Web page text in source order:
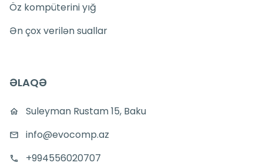
Öz kompüterini yığ
Ən çox verilən suallar
ƏLAQƏ
Suleyman Rustam 15, Baku
info@evocomp.az
+994556020707